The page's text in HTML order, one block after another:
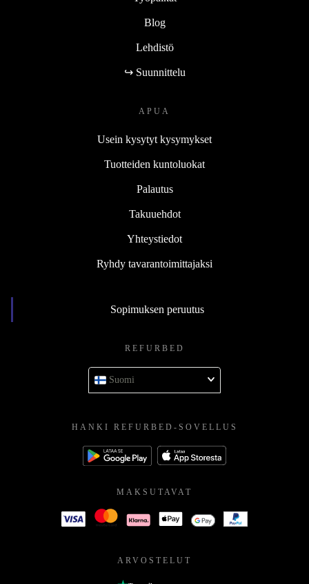
Blog
Lehdistö
↪ Suunnittelu
APUA
Usein kysytyt kysymykset
Tuotteiden kuntoluokat
Palautus
Takuuehdot
Yhteystiedot
Ryhdy tavarantoimittajaksi
Sopimuksen peruutus
REFURBED
Suomi
HANKI REFURBED-SOVELLUS
MAKSUTAVAT
ARVOSTELUT